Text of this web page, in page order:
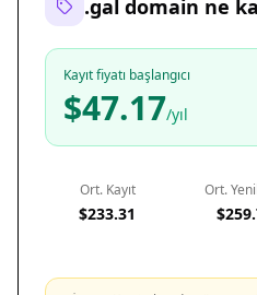
.gal domain ne
Kayıt fiyatı başlangıcı
$47.17/yıl
Ort. Kayıt
$233.31
Ort.